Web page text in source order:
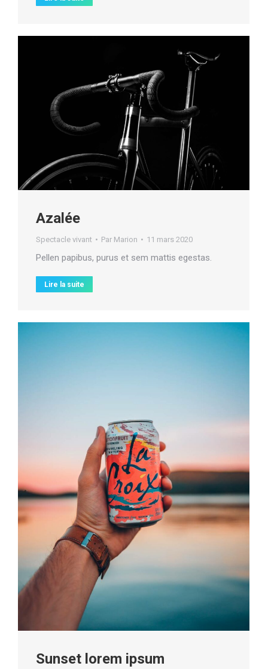
Azalée
Spectacle vivant Par Marion 11 mars 2020
Pellen papibus, purus et sem mattis egestas.
Lire la suite
Sunset lorem ipsum